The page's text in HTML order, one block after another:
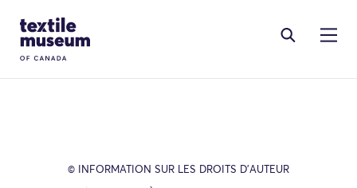
Site Logo
© INFORMATION SUR LES DROITS D’AUTEUR